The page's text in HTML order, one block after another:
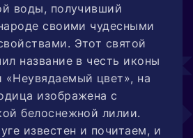
воды, получивший
своими чудесными
Этот святой
название в честь иконы
цвет», на
изображена с
белоснежной лилии.
известен и почитаем, и